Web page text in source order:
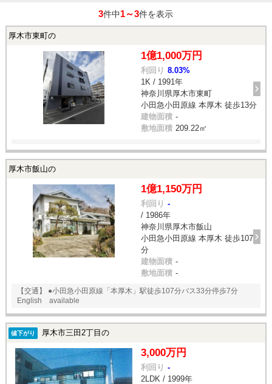
3件中1～3件を表示
厚木市東町の
1億1,000万円
利回り 8.03%
1K / 1991年
神奈川県厚木市東町
小田急小田原線 本厚木 徒歩13分
建物面積 -
敷地面積 209.22㎡
厚木市飯山の
1億1,150万円
利回り -
/ 1986年
神奈川県厚木市飯山
小田急小田原線 本厚木 徒歩107
分
建物面積 -
敷地面積 -
【交通】 ●小田急小田原線「本厚木」駅徒歩107分バス33分停歩7分
English available
値下がり 厚木市三田2丁目の
3,000万円
利回り -
2LDK / 1999年